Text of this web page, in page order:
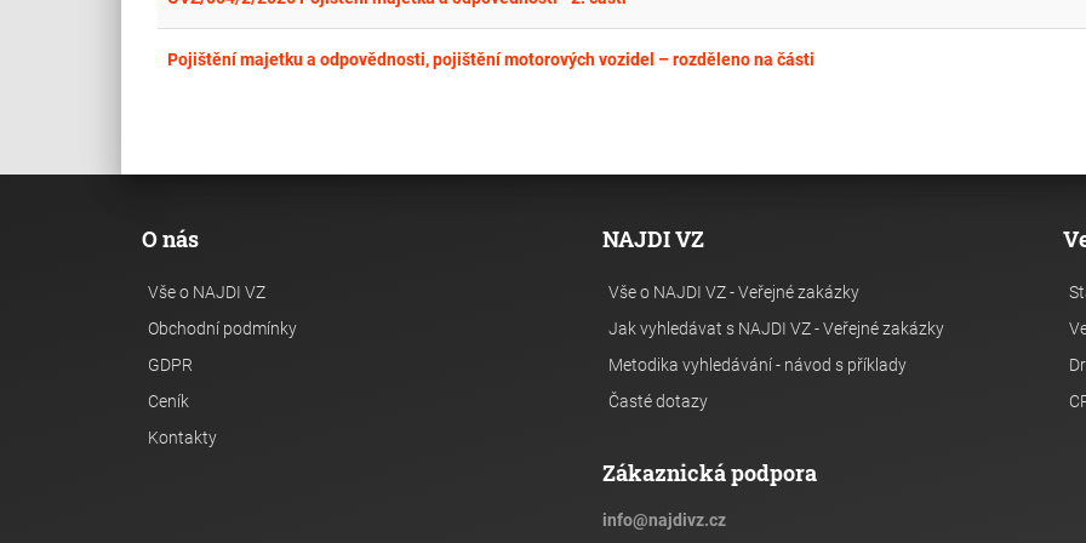
Pojištění majetku a odpovědnosti, pojištění motorových vozidel – rozděleno na části
O nás
Vše o NAJDI VZ
Obchodní podmínky
GDPR
Ceník
Kontakty
NAJDI VZ
Vše o NAJDI VZ - Veřejné zakázky
Jak vyhledávat s NAJDI VZ - Veřejné zakázky
Metodika vyhledávání - návod s příklady
Časté dotazy
Zákaznická podpora
info@najdivz.cz